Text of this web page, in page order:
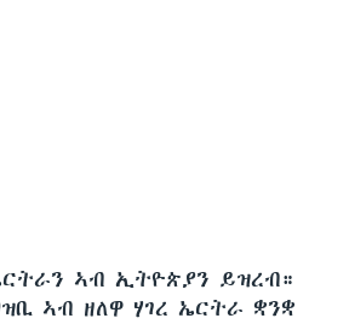
ኣብ ኢትዮጵያን ይዝረብ።
ኣብ ዘለዋ ሃገረ ኤርትራ ቋንቋ